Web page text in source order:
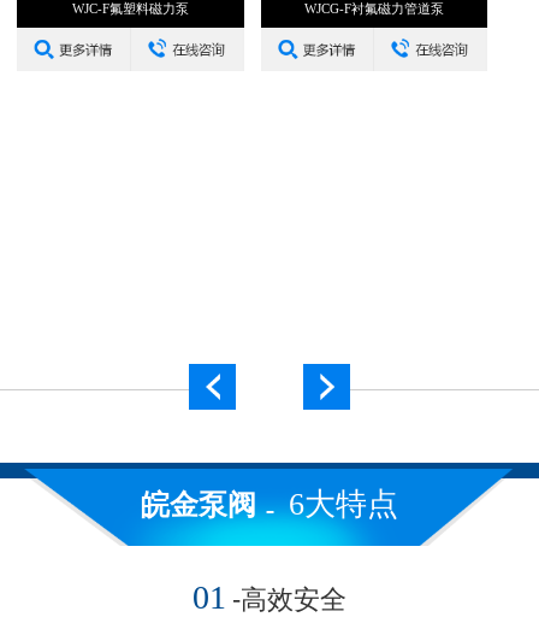
WJC-F氟塑料磁力泵 WJCG-F衬氟磁力管道泵
皖金泵阀 6大特点
01 -高效安全